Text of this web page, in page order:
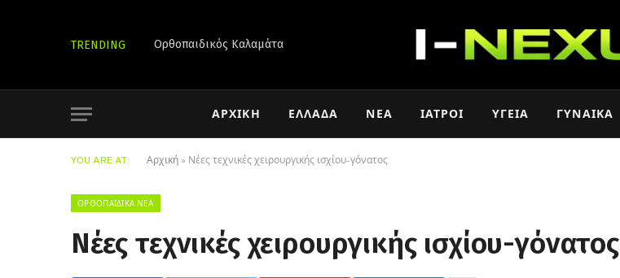
TRENDING Ορθοπαιδικός Καλαμάτα
ΑΡΧΙΚΉ ΕΛΛΆΔΑ ΝΈΑ ΙΑΤΡΟΊ ΥΓΕΊΑ ΓΥΝΑΊΚΑ
YOU ARE AT: Αρχική » Νέες τεχνικές χειρουργικής ισχίου-γόνατος
ΟΡΘΟΠΑΙΔΙΚΆ ΝΈΑ
Νέες τεχνικές χειρουργικής ισχίου-γόνατος